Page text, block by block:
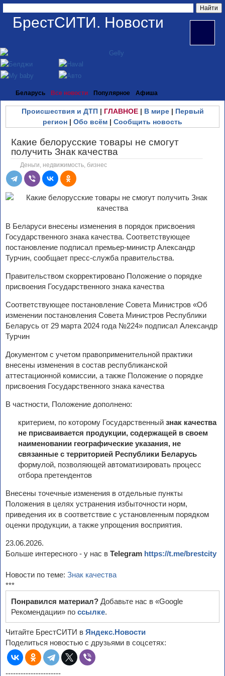
БрестСИТИ. Новости
Беларусь Все новости Популярное Афиша
Происшествия и ДТП| ГЛАВНОЕ| В мире| Первый
регион | Обо всём | Сообщить новость
Какие белорусские товары не смогут
получить Знак качества
Деньги, недвижимость, бизнес
В Беларуси внесены изменения в порядок присвоения
Государственного знака качества. Соответствующее
постановление подписал премьер-министр Александр
Турчин, сообщает пресс-служба правительства.
Правительством скорректировано Положение о порядке
присвоения Государственного знака качества
Соответствующее постановление Совета Министров «Об
изменении постановления Совета Министров Республики
Беларусь от 29 марта 2024 года №224» подписал Александр
Турчин
Документом с учетом правоприменительной практики
внесены изменения в состав республиканской
аттестационной комиссии, а также Положение о порядке
присвоения Государственного знака качества
В частности, Положение дополнено:
критерием, по которому Государственный знак качества
не присваивается продукции, содержащей в своем
наименовании географические указания, не
связанные с территорией Республики Беларусь
формулой, позволяющей автоматизировать процесс
отбора претендентов
Внесены точечные изменения в отдельные пункты
Положения в целях устранения избыточности норм,
приведения их в соответствие с установленным порядком
оценки продукции, а также упрощения восприятия.
23.06.2026.
Больше интересного - у нас в Telegram https://t.me/brestcity
Новости по теме: Знак качества
***
Понравился материал? Добавьте нас в «Google
Рекомендации» по ссылке.
Читайте БрестСИТИ в Яндекс.Новости
Поделиться новостью с друзьями в соцсетях:
----------------------